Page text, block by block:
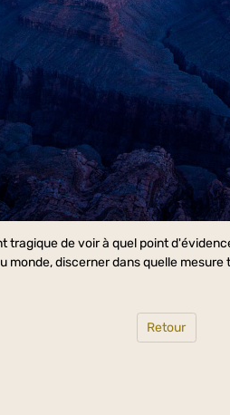
tragique de voir à quel point
monde, discerner dans quelle
Retour